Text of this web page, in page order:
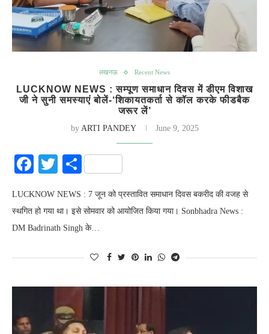
लखनऊ Recent News
LUCKNOW NEWS : सम्पूण समाधान दिवस में डीएम विशाख
जी ने सुनी समस्याएं बोलें-‘शिकायतकर्ता से कॉल करके फीडबैक
जरूर लें’
by ARTI PANDEY June 9, 2025
Facebook
Twitter
Share
LUCKNOW NEWS : 7 जून को प्रस्तावित समाधान दिवस बकरीद की वजह से
स्थगित हो गया था। इसे सोमवार को आयोजित किया गया। Sonbhadra News :
DM Badrinath Singh के…